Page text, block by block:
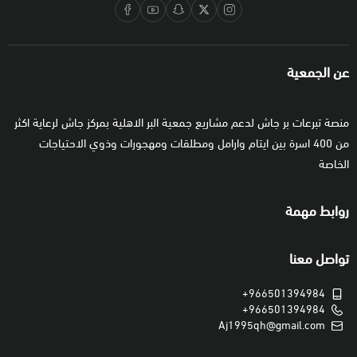
عن الجمعية
منصة تبرعات بر جاش لدعم مشاريع جمعية البر الاهلية بمركز جاش لرعاية اكثر
من 400 اسرة بين ايتام وارامل ومطلقات ومهجورات وذوي الاحتياجات
الخاصة
روابط مهمة
تواصل معنا
+966501394984
+966501394984
Aj1995qh@gmail.com